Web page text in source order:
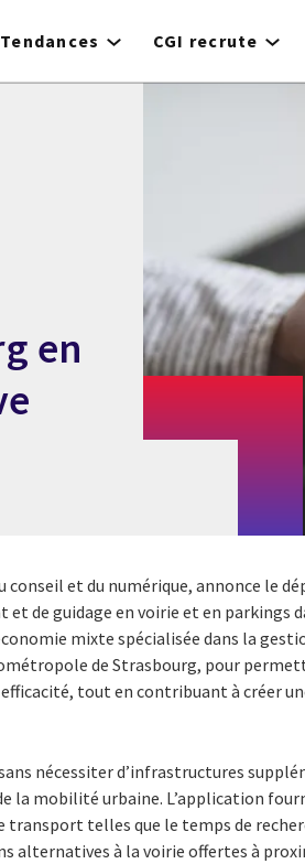
Tendances CGI recrute
en
conseil et du numérique, annonce le
de guidage en voirie et en parkings
mixte spécialisée dans la
de Strasbourg, pour
tout en contribuant à créer
nécessiter d’infrastructures
la mobilité urbaine. L’application
telles que le temps de
alternatives à la voirie offertes à